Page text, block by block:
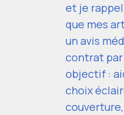
et je
que mes
un avis
contrat
objectif :
choix